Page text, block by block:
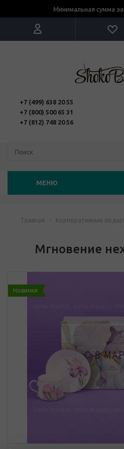
Минимальная сумма
+7 (499) 638 20 55
+7 (800) 500 65 31
+7 (812) 748 20 56
МЕНЮ
Главная - Корпоративные
Мгновение
Новинки